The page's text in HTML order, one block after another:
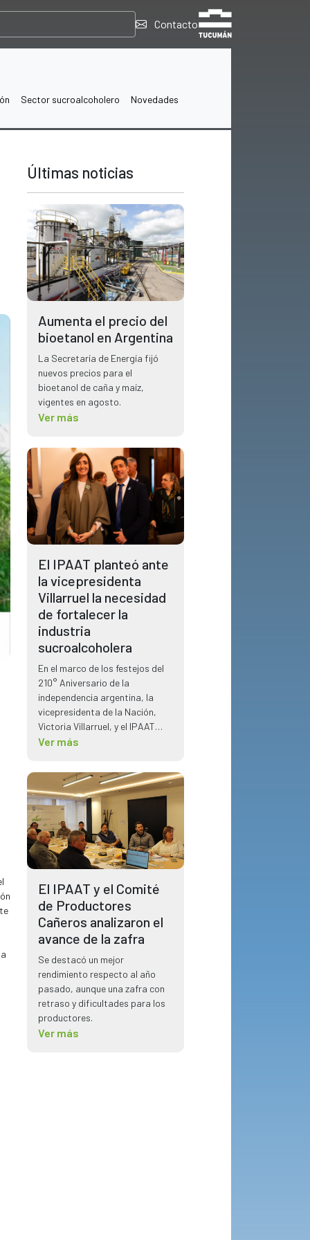
Contacto
Sector sucroalcoholero Novedades
Últimas noticias
Aumenta el precio del
bioetanol en Argentina
La Secretaría de Energía fijó
nuevos precios para el
bioetanol de caña y maíz,
vigentes en agosto.
Ver más
El IPAAT planteó ante
la vicepresidenta
Villarruel la necesidad
de fortalecer la
industria
sucroalcoholera
En el marco de los festejos del
210° Aniversario de la
independencia argentina, la
vicepresidenta de la Nación,
Victoria Villarruel, y el IPAAT
tuvo la oportunidad de reunirse
el sector sucroalcoholero.
Ver más
El IPAAT y el Comité
de Productores
Cañeros analizaron el
avance de la zafra
Se destacó un mejor
rendimiento respecto al año
pasado, aunque una zafra con
retraso y dificultades para los
productores.
Ver más